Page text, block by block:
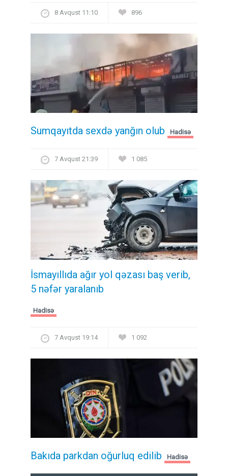
8 Avqust 11:10 896
Sumqayıtda sexdə yanğın olub Hadisə
7 Avqust 21:39 1 085
İsmayıllıda ağır yol qəzası baş verib,
5 nəfər yaralanıb
Hadisə
7 Avqust 19:14 1 092
Bakıda parkdan oğurluq edilib Hadisə